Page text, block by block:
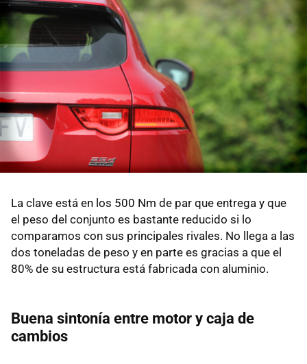
La clave está en los 500 Nm de par que entrega y que
el peso del conjunto es bastante reducido si lo
comparamos con sus principales rivales. No llega a las
dos toneladas de peso y en parte es gracias a que el
80% de su estructura está fabricada con aluminio.
Buena sintonía entre motor y caja de
cambios